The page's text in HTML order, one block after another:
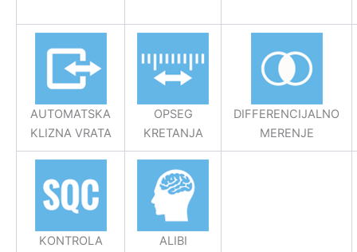
AUTOMATSKA
KLIZNA VRATA
OPSEG
KRETANJA
DIFFERENCIJALNO
MERENJE
KONTROLA
ALIBI